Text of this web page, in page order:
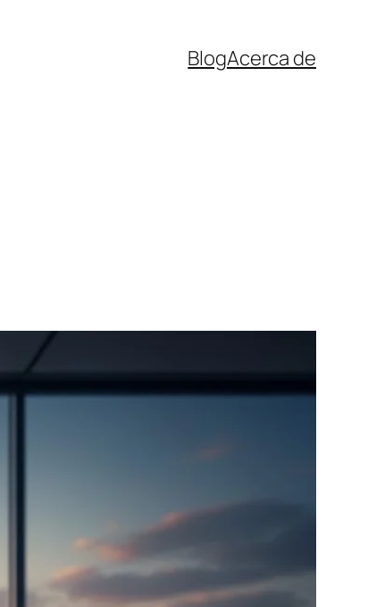
BlogAcerca de